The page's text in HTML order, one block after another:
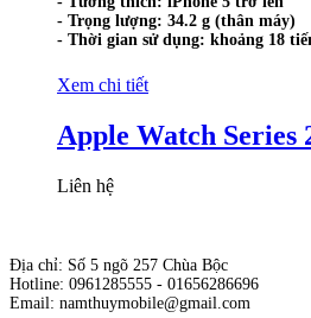
- Trọng lượng: 34.2 g (thân máy)
- Thời gian sử dụng: khoảng 18
Xem chi tiết
Apple Watch Series
Liên hệ
Địa chỉ: Số 5 ngõ 257 Chùa Bộc
Hotline: 0961285555 - 01656286696
Email: namthuymobile@gmail.com